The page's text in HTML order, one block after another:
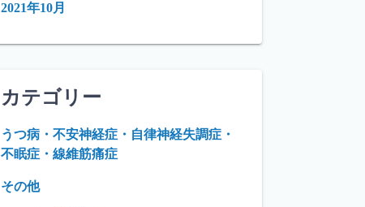
2021年10月
カテゴリー
うつ病・不安神経症・自律神経失調症・
不眠症・線維筋痛症
その他